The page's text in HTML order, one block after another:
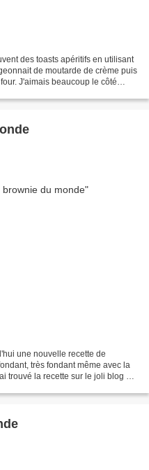
des toasts apéritifs en utilisant
de moutarde de crème puis
J'aimais beaucoup le côté
une nouvelle recette de
très fondant même avec la
trouvé la recette sur le joli blog de